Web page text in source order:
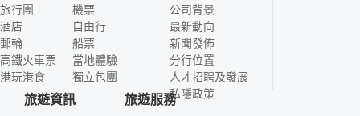
旅行團
酒店
郵輪
高鐵火車票
港玩港食
機票
自由行
船票
當地體驗
獨立包團
公司背景
最新動向
新聞發佈
分行位置
人才招聘及發展
私隱政策
旅遊資訊 旅遊服務